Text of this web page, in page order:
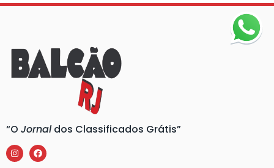
“O Jornaldos Classificados Grátis”